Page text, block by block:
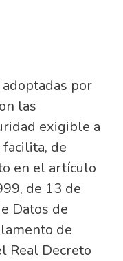
por
las
exigible a
de
en el artículo
de 13 de
Datos de
de
Real Decreto